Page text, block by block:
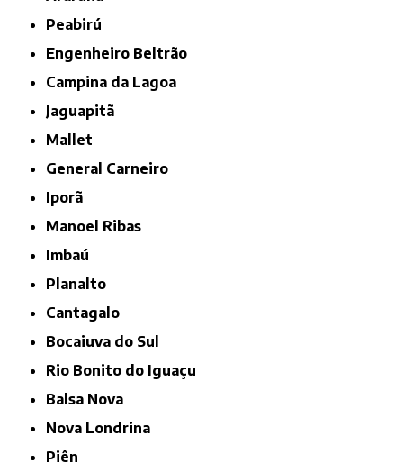
Peabirú
Engenheiro Beltrão
Campina da Lagoa
Jaguapitã
Mallet
General Carneiro
Iporã
Manoel Ribas
Imbaú
Planalto
Cantagalo
Bocaiuva do Sul
Rio Bonito do Iguaçu
Balsa Nova
Nova Londrina
Piên